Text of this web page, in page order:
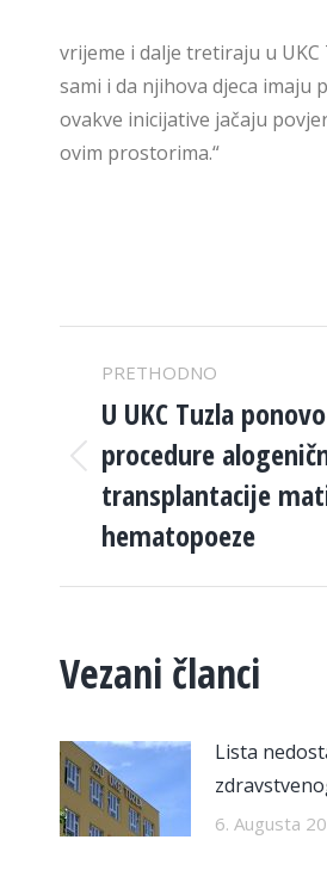
vrijeme i dalje tretiraju u
sami i da njihova djeca
ovakve inicijative jačaju
ovim prostorima.“
POST
PRETHODNO
Previous
post:
U UKC Tuzla
procedure
transplantacije
hematopoeze
Vezani članci
Lista
6. Augusta